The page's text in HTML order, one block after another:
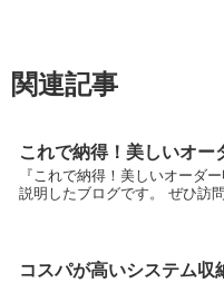
関連記事
これで納得！美しいオー
『これで納得！美しいオーダ
説明したブログです。 ぜひ訪
コスパが高いシステム収